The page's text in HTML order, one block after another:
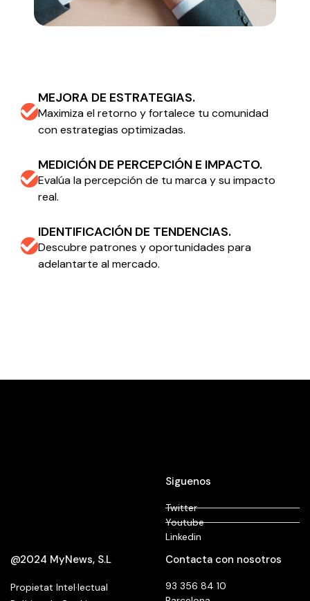
MEJORA DE ESTRATEGIAS.
Maximiza el retorno y fortalece tu comunidad
con estrategias optimizadas.
MEDICIÓN DE PERCEPCIÓN E IMPACTO.
Evalúa la percepción de tu marca y su impacto
real.
IDENTIFICACIÓN DE TENDENCIAS.
Descubre patrones y oportunidades para
adelantarte al mercado.
Siguenos
Twitter
Youtube
Linkedin
@2024 MyNews, S.L
Propietat Intel·lectual
Contacta con nosotros
93 356 84 10